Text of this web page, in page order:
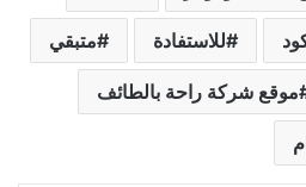
للاستفادة متبقي
موقع شركة راحة بالطائف